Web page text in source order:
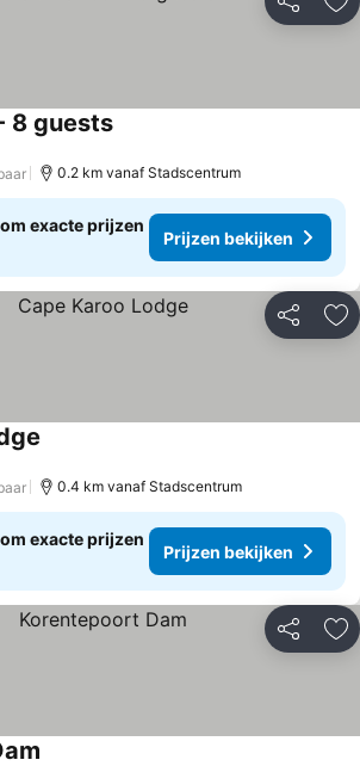
Delen
8 guestsPrijzen bekijken
0.2 km vanaf Stadscentrum
exacte prijzen
Prijzen bekijken
Delen
0.4 km vanaf Stadscentrum
exacte prijzen
Prijzen bekijken
Delen